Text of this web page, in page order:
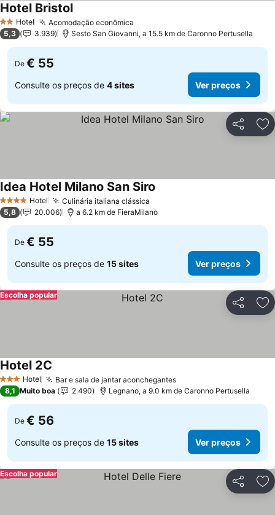
2 Estrelas
Hotel Acomodação econômica
Hotel BristolVer preços
5,3 3.939 Sesto San Giovanni, a 15.5 km de Caronno Pertusella
De € 55
Consulte os preços de 4 sites Ver preços
Partilhar
4 EstrelasHotel Culinária italiana clássica
Idea Hotel Milano San Siro
5,8 20.006 a 6.2 km de FieraMilano
De € 55
Consulte os preços de 15 sites Ver preços
Partilhar
Escolha popular
3 EstrelasHotel Bar e sala de jantar aconchegantesVer preços
Hotel 2C
8,1 Muito boa 2.490 Legnano, a 9.0 km de Caronno Pertusella
De € 56
Consulte os preços de 15 sites Ver preços
Partilhar
Escolha popular